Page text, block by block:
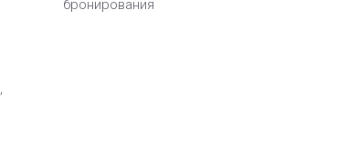
бронирования